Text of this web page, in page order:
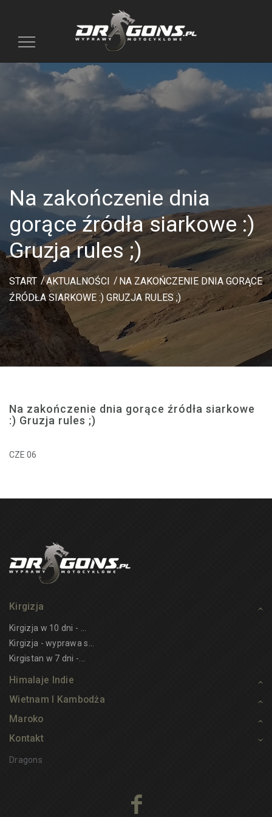
Toggle
Na zakończenie dnia
gorące źródła siarkowe :)
Gruzja rules ;)
START AKTUALNOŚCI
NA ZAKOŃCZENIE DNIA GORĄCE
ŹRÓDŁA SIARKOWE :) GRUZJA RULES ;)
Na zakończenie dnia gorące źródła siarkowe
:) Gruzja rules ;)
CZE 06
Kirgizja
Kirgizja w 10 dni - ...
Kirgizja - wyprawa s...
Kirgistan w 7 dni -...
Himalaje Indie
Wietnam I Kambodża
Maroko
Kontakt
Dragons